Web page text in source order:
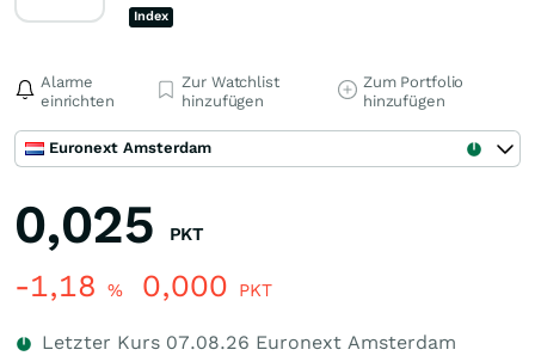
Index
Alarme
einrichten
Zur Watchlist
hinzufügen
Zum Portfolio
hinzufügen
Euronext Amsterdam
0,025 PKT
-1,18 % 0,000 PKT
Letzter Kurs 07.08.26 Euronext Amsterdam